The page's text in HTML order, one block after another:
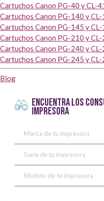
Cartuchos Canon PG-40 y CL-
Cartuchos Canon PG-140 y CL-
Cartuchos Canon PG-145 y
Cartuchos Canon PG-210 y CL-
Cartuchos Canon PG-240 y CL-
Cartuchos Canon PG-245 y
Blog
ENCUENTRA LOS
IMPRESORA